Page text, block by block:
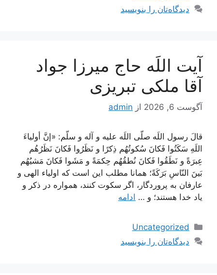
دیدگاه‌تان را بنویسید
آیت اللَه حاج میرزا جواد
آقا ملکی تبریزی
آگوست 6, 2026 از admin
قالَ رسول اللَه صلّى اللَه عليه و آله و سلّم: «إنَّ أولياءَ
اللَهِ سَكَتُوا فَكانَ سُكوتُهُم ذِكرًا و نَظَرُوا فَكانَ نَظَرُهُم
عِبرَةً و نَطَقُوا فَكانَ نُطقُهُم حِكمَةً و مَشَوا فَكانَ مَشيُهُم
بَينَ النّاسِ بَرَكَةً؛ همانا مطلب اين است كه اولياء الهى و
عارفان به پروردگار، اگر سكوت كنند، همواره در ذكر و
ياد خدا هستند؛ و … ادامه
دسته‌ها
Uncategorized
دیدگاه‌تان را بنویسید